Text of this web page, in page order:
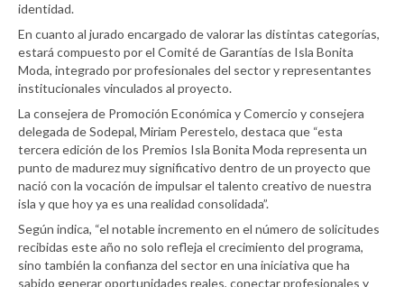
identidad.
En cuanto al jurado encargado de valorar las distintas categorías,
estará compuesto por el Comité de Garantías de Isla Bonita
Moda, integrado por profesionales del sector y representantes
institucionales vinculados al proyecto.
La consejera de Promoción Económica y Comercio y consejera
delegada de Sodepal, Miriam Perestelo, destaca que “esta
tercera edición de los Premios Isla Bonita Moda representa un
punto de madurez muy significativo dentro de un proyecto que
nació con la vocación de impulsar el talento creativo de nuestra
isla y que hoy ya es una realidad consolidada”.
Según indica, “el notable incremento en el número de solicitudes
recibidas este año no solo refleja el crecimiento del programa,
sino también la confianza del sector en una iniciativa que ha
sabido generar oportunidades reales, conectar profesionales y